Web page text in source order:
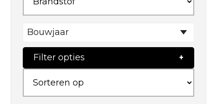
Bouwjaar
Filter opties